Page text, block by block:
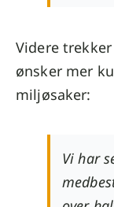
Videre
ønsker mer
miljøsaker:
Vi har